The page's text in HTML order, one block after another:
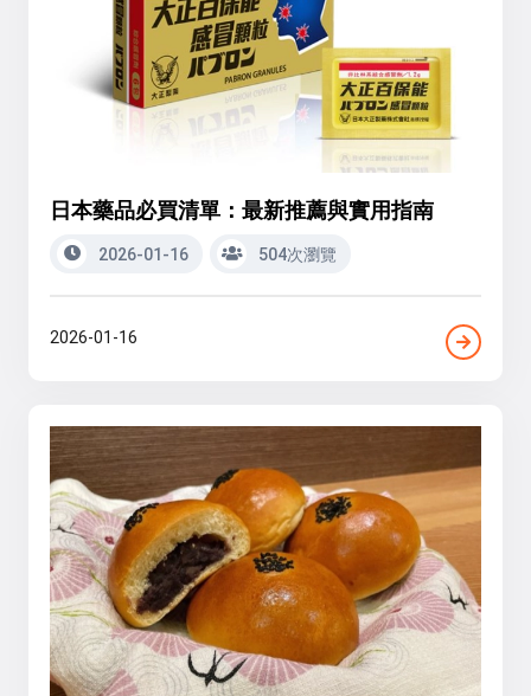
日本藥品必買清單：最新推薦與實用指南
2026-01-16 504次瀏覽
2026-01-16